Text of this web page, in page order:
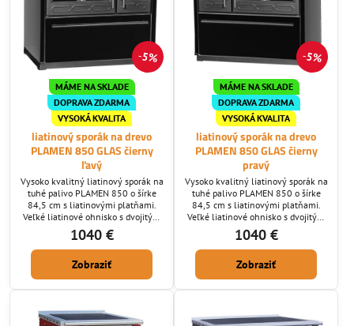
5%
MÁME NA SKLADE
DOPRAVA ZDARMA
VYSOKÁ KVALITA
liatinový sporák na drevo
PLAMEN 850 GLAS čierny
ľavý
Vysoko kvalitný liatinový sporák na
tuhé palivo PLAMEN 850 o šírke
84,5 cm s liatinovými platňami.
Veľké liatinové ohnisko s dvojitým
spaľovaním, veľká smaltovaná rúra
na pečenie, samočistiace sklo. Ak
hľadáte vysokú kvalitu za dobrú
cenu tak ste tu správne. Ponúkame
Vám kvalitný sporák prevedený z
liatiny najvyššej kvality potiahnutú
vysokým tlakom a je bez...
1040 €
Zobraziť
5%
MÁME NA SKLADE
DOPRAVA ZDARMA
VYSOKÁ KVALITA
liatinový sporák na drevo
PLAMEN 850 GLAS čierny
pravý
Vysoko kvalitný liatinový sporák na
tuhé palivo PLAMEN 850 o šírke
84,5 cm s liatinovými platňami.
Veľké liatinové ohnisko s dvojitým
spaľovaním, veľká smaltovaná rúra
na pečenie, samočistiace sklo. Ak
hľadáte vysokú kvalitu za dobrú
cenu tak ste tu správne. Ponúkame
Vám kvalitný sporák prevedený z
liatiny najvyššej kvality potiahnutú
vysokým tlakom a je bez...
1040 €
Zobraziť